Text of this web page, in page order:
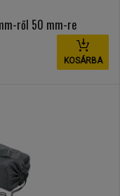
ről 50 mm-re
KOSÁRBA